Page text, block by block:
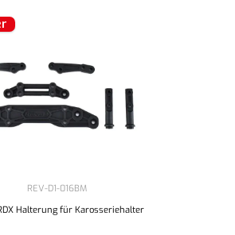
REV-D1-016BM
Halterung für Karosseriehalter